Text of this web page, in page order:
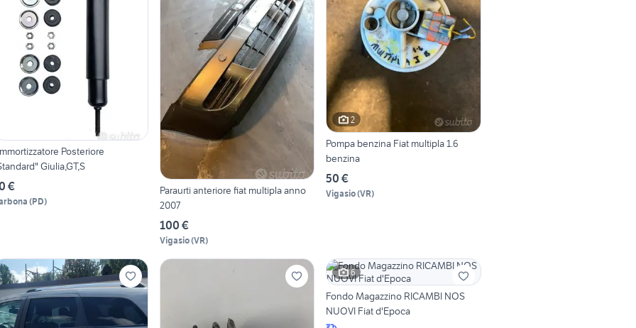
Posteriore
Giulia,GT,S
€
(PD)
Paraurti anteriore fiat multipla anno
2007
100 €
Vigasio(VR)
2
Pompa benzina Fiat multipla 1.6
benzina
50 €
Vigasio(VR)
6
Fondo Magazzino RICAMBI NOS
NUOVI Fiat d'Epoca